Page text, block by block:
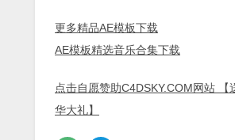
更多精品AE模板下载
AE模板精选音乐合集下载
点击自愿赞助C4DSKY.COM网站 【
华大礼】